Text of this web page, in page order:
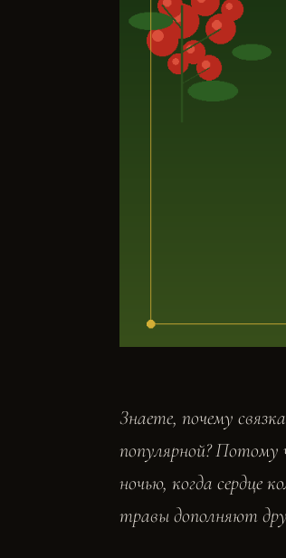
Знаете, почему
популярной?
ночью, когда сердце
травы дополняют